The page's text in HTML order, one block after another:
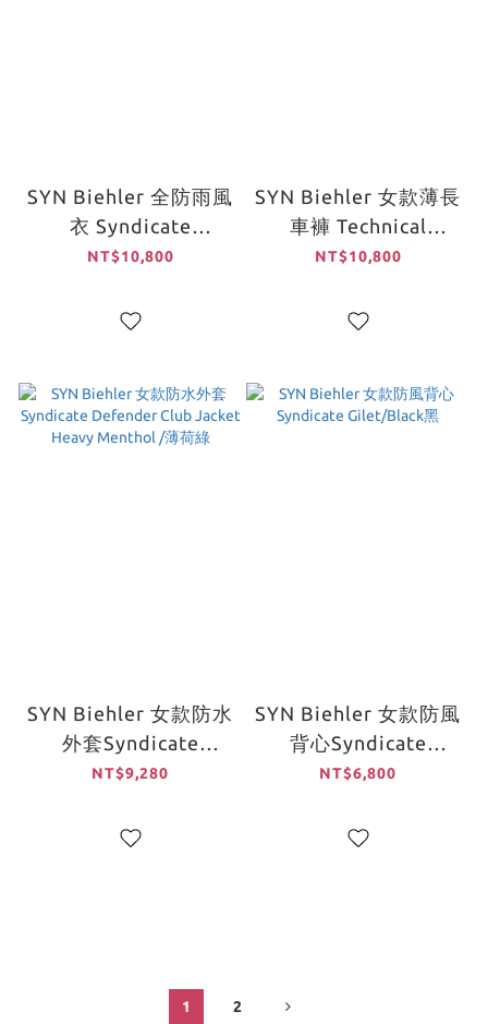
SYN Biehler 全防雨風
衣 Syndicate
Defender Stay Dry
NT$10,800
SYN Biehler 女款薄長
車褲 Technical
Summer Tights /皇家
NT$10,800
SYN Biehler 女款防水
外套Syndicate
Defender Club
Menthol /薄荷綠
NT$9,280
SYN Biehler 女款防風
背心Syndicate
Gilet/Black黑
NT$6,800
1 2